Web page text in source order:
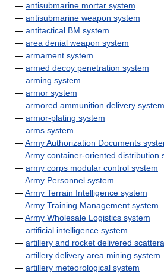
— antisubmarine mortar system
— antisubmarine weapon system
— antitactical BM system
— area denial weapon system
— armament system
— armed decoy penetration system
— arming system
— armor system
— armored ammunition delivery system
— armor-plating system
— arms system
—Army Authorization Documents
—Army container-oriented distribution
— army corps modular control system
—Army Personnel system
—Army Terrain Intelligence system
—Army Training Management system
—Army Wholesale Logistics system
— artificial intelligence system
— artillery and rocket delivered
— artillery delivery area mining system
— artillery meteorological system